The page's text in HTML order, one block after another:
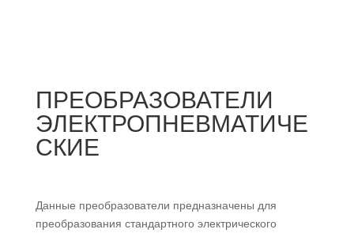
ПРЕОБРАЗОВАТЕЛИ
ЭЛЕКТРОПНЕВМАТИЧЕ
СКИЕ
Данные преобразователи предназначены для
преобразования стандартного электрического